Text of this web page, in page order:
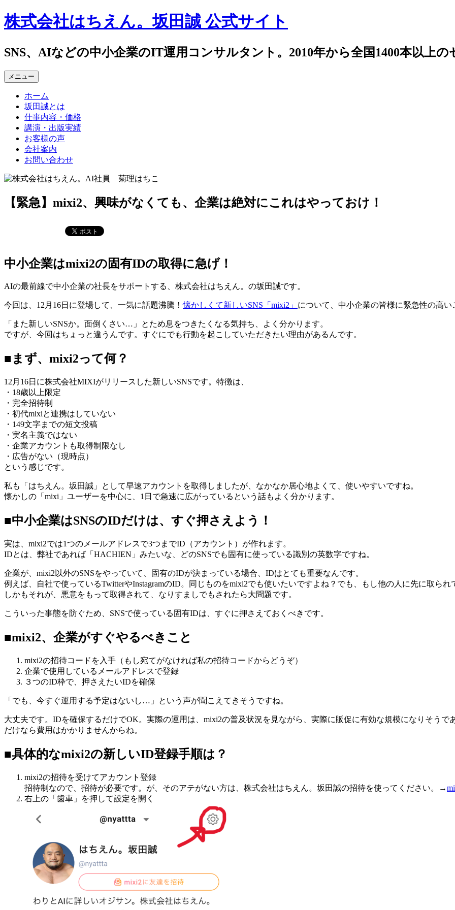
コ
ン
ン
ツ
へ
ス
株式会社はちえん。坂田誠 公式サイト
SNS、AIなどの中小企業のIT運用コンサルタント。2010年から全国1400本以上の
メニュー
ホーム
坂田誠とは
仕事内容・価格
講演・出版実績
お客様の声
会社案内
お問い合わせ
【緊急】mixi2、興味がなくても、企業は絶対にこれはやっておけ！
中小企業はmixi2の固有IDの取得に急げ！
AIの最前線で中小企業の社長をサポートする、株式会社はちえん。の坂田誠です。
今回は、12月16日に登場して、一気に話題沸騰！懐かしくて新しいSNS「mixi2」 について、中小企業の皆様に緊急性の高い
「また新しいSNSか。面倒くさい…」とため息をつきたくなる気持ち、よく分かります。
ですが、今回はちょっと違うんです。すぐにでも行動を起こしていただきたい理由があるんです。
■まず、mixi2って何？
12月16日に株式会社MIXIがリリースした新しいSNSです。特徴は、
・18歳以上限定
・完全招待制
・初代mixiと連携はしていない
・149文字までの短文投稿
・実名主義ではない
・企業アカウントも取得制限なし
・広告がない（現時点）
という感じです。
私も「はちえん。坂田誠」として早速アカウントを取得しましたが、なかなか居心地よくて、使いやすいですね。
懐かしの「mixi」ユーザーを中心に、1日で急速に広がっているという話もよく分かります。
■中小企業はSNSのIDだけは、すぐ押さえよう！
実は、mixi2では1つのメールアドレスで3つまでID（アカウント）が作れます。
IDとは、弊社であれば「HACHIEN」みたいな、どのSNSでも固有に使っている識別の英数字ですね。
企業が、mixi2以外のSNSをやっていて、固有のIDが決まっている場合、IDはとても重要なんです。
例えば、自社で使っているTwitterやInstagramのID。同じものをmixi2でも使いたいですよね？でも、もし他の人に先に取ら
しかもそれが、悪意をもって取得されて、なりすましでもされたら大問題です。
こういった事態を防ぐため、SNSで使っている固有IDは、すぐに押さえておくべきです。
■mixi2、企業がすぐやるべきこと
mixi2の招待コードを入手（もし宛てがなければ私の招待コードからどうぞ）
企業で使用しているメールアドレスで登録
３つのID枠で、押さえたいIDを確保
「でも、今すぐ運用する予定はないし…」という声が聞こえてきそうですね。
大丈夫です。IDを確保するだけでOK。実際の運用は、mixi2の普及状況を見ながら、実際に販促に有効な規模になりそう
だけなら費用はかかりませんからね。
■具体的なmixi2の新しいID登録手順は？
mixi2の招待を受けてアカウント登録
招待制なので、招待が必要です。が、そのアテがない方は、株式会社はちえん。坂田誠の招待を使ってください。→
右上の「歯車」を押して設定を開く